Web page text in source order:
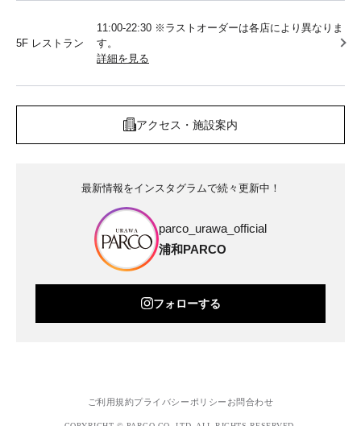
5F レストラン
11:00-22:30 ※ラストオーダーは各店により異なりま
す。
詳細を見る
アクセス・施設案内
最新情報をインスタグラムで続々更新中！
parco_urawa_official
浦和PARCO
フォローする
ご利用規約プライバシーポリシー お問合わせ